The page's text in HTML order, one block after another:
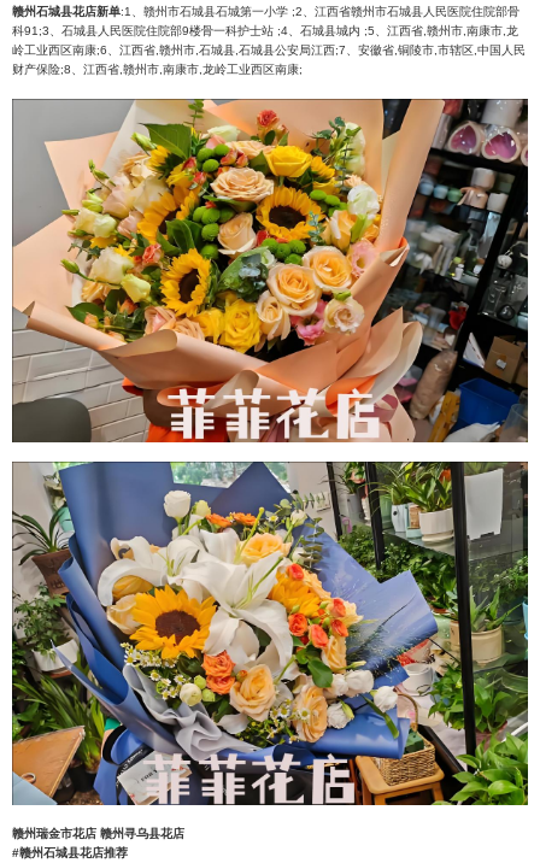
赣州石城县花店新单:1、赣州市石城县石城第一小学 ;2、江西省赣州市石城县人民医院住院部骨
科91;3、石城县人民医院住院部9楼骨一科护士站 ;4、石城县城内 ;5、江西省,赣州市,南康市,龙
岭工业西区南康;6、江西省,赣州市,石城县,石城县公安局江西;7、安徽省,铜陵市,市辖区,中国人民
财产保险;8、江西省,赣州市,南康市,龙岭工业西区南康;
赣州瑞金市花店 赣州寻乌县花店
#赣州石城县花店推荐